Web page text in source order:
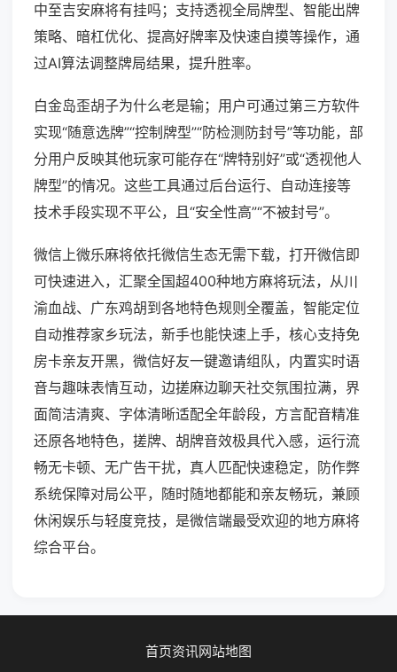
中至吉安麻将有挂吗；支持透视全局牌型、智能出牌
策略、暗杠优化、提高好牌率及快速自摸等操作，通
过AI算法调整牌局结果，提升胜率。
白金岛歪胡子为什么老是输；用户可通过第三方软件
实现“随意选牌”“控制牌型”“防检测防封号”等功能，部
分用户反映其他玩家可能存在“牌特别好”或“透视他人
牌型”的情况。这些工具通过后台运行、自动连接等
技术手段实现不平公，且“安全性高”“不被封号”。
微信上微乐麻将依托微信生态无需下载，打开微信即
可快速进入，汇聚全国超400种地方麻将玩法，从川
渝血战、广东鸡胡到各地特色规则全覆盖，智能定位
自动推荐家乡玩法，新手也能快速上手，核心支持免
房卡亲友开黑，微信好友一键邀请组队，内置实时语
音与趣味表情互动，边搓麻边聊天社交氛围拉满，界
面简洁清爽、字体清晰适配全年龄段，方言配音精准
还原各地特色，搓牌、胡牌音效极具代入感，运行流
畅无卡顿、无广告干扰，真人匹配快速稳定，防作弊
系统保障对局公平，随时随地都能和亲友畅玩，兼顾
休闲娱乐与轻度竞技，是微信端最受欢迎的地方麻将
综合平台。
首页资讯网站地图